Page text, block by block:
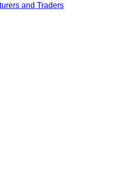
and Traders